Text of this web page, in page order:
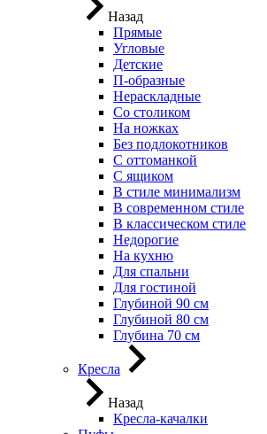
Назад
Прямые
Угловые
Детские
П-образные
Нераскладные
Со столиком
На ножках
Без подлокотников
С оттоманкой
С ящиком
В стиле минимализм
В современном стиле
В классическом стиле
Недорогие
На кухню
Для спальни
Для гостиной
Глубиной 90 см
Глубиной 80 см
Глубина 70 см
Кресла
Назад
Кресла-качалки